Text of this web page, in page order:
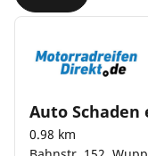
Auto Schaden
0.98 km